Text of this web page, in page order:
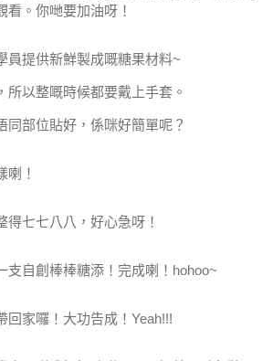
看。你哋要加油呀！
員提供新鮮製成嘅糖果材料~
所以整嘅時候都要戴上手套。
同部位貼好，係咪好簡單呢？
喇！
得七七八八，好心急呀！
支自創棒棒糖添！完成喇！hohoo~
回家囉！大功告成！Yeah!!!